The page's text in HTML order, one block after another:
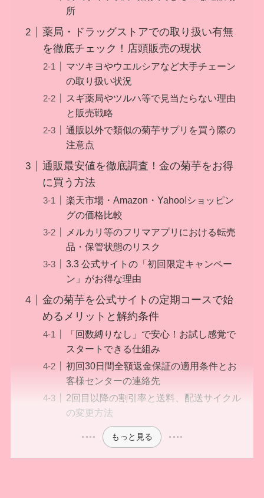
所
薬局・ドラッグストアでの取り扱い有無
を徹底チェック！店頭販売の現状
マツキヨやウエルシアなど大手チェーン
の取り扱い状況
スギ薬局やツルハ等で見当たらない理由
と販売戦略
通販以外で類似の菊芋サプリを買う際の
注意点
通販最安値を徹底調査！金の菊芋をお得
に買う方法
楽天市場・Amazon・Yahoo!ショッピン
グの価格比較
メルカリ等のフリマアプリにおける転売
品・保管状態のリスク
3.3 公式サイトの「初回限定キャンペー
ン」がお得な理由
金の菊芋を公式サイトの定期コースで始
めるメリットと解約条件
「回数縛りなし」で安心！お試し感覚で
スタートできる仕組み
初回30日間全額返金保証の適用条件とお
客様センターの連絡先
2回目以降の割引率と送料、配送サイクル
の変更方法
もっと見る